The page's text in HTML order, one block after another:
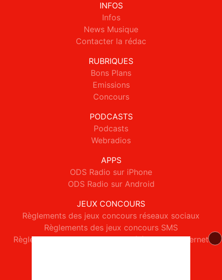
INFOS
Infos
News Musique
Contacter la rédac
RUBRIQUES
Bons Plans
Emissions
Concours
PODCASTS
Podcasts
Webradios
APPS
ODS Radio sur iPhone
ODS Radio sur Android
JEUX CONCOURS
Règlements des jeux concours réseaux sociaux
Règlements des jeux concours SMS
Règlements des jeux concours téléphone et internet